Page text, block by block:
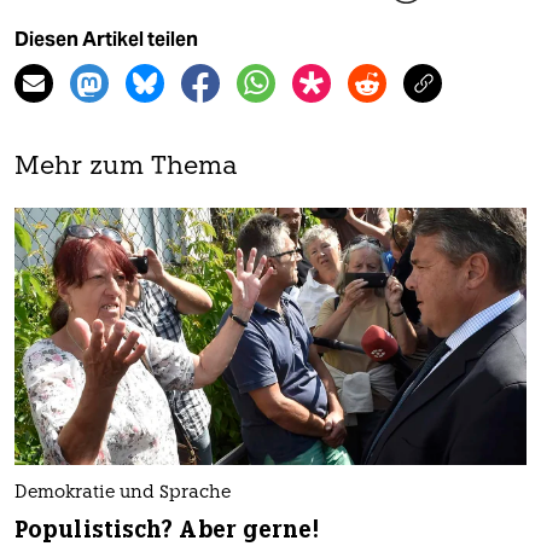
Diesen Artikel teilen
Mehr zum Thema
Demokratie und Sprache
Populistisch? Aber gerne!